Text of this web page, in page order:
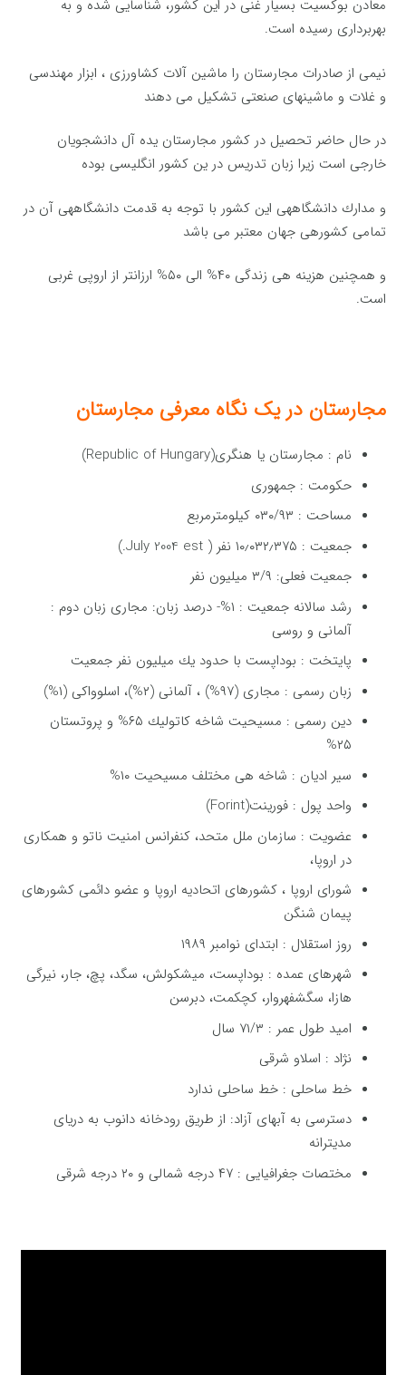
معادن بوكسیت بسیار غنی در این كشور، شناسایی شده و به
بهربرداری رسیده است.
نیمی از صادرات مجارستان را ماشین آلات كشاورزی ، ابزار مهندسی
و غلات و ماشینهای صنعتی تشكیل می دهند
در حال حاضر تحصیل در كشور مجارستان یده آل دانشجویان
خارجی است زیرا زبان تدریس در ین كشور انگلیسی بوده
و مدارك دانشگاههی این كشور با توجه به قدمت دانشگاههی آن در
تمامی كشورهی جهان معتبر می باشد
و همچنین هزینه هی زندگی ۴۰% الی ۵۰% ارزانتر از اروپی غربی
است.
مجارستان در یک نگاه معرفی مجارستان
نام : مجارستان یا هنگری(Republic of Hungary)
حكومت : جمهوری
مساحت : ۰۳۰/۹۳ كیلومترمربع
جمعیت : ۱۰٫۰۳۲٫۳۷۵ نفر ( July 2004 est.)
جمعیت فعلی: ۳/۹ میلیون نفر
رشد سالانه جمعیت : ۱%- درصد زبان: مجاری زبان دوم :
آلمانی و روسی
پایتخت : بوداپست با حدود یك میلیون نفر جمعیت
زبان رسمی : مجاری (۹۷%) ، آلمانی (۲%)، اسلوواکی (۱%)
دین رسمی : مسیحیت شاخه كاتولیك ۶۵% و پروتستان
۲۵%
سیر ادیان : شاخه هی مختلف مسیحیت ۱۰%
واحد پول : فورینت(Forint)
عضویت : سازمان ملل متحد، کنفرانس امنیت ناتو و همکاری
در اروپا،
شورای اروپا ، کشورهای اتحادیه اروپا و عضو دائمی کشورهای
پیمان شنگن
روز استقلال : ابتدای نوامبر ۱۹۸۹
شهرهای عمده : بوداپست، میشکولش، سگد، پچ، جار، نیرگی
هازا، سگشفهروار، کچکمت، دبرسن
امید طول عمر : ۷۱/۳ سال
نژاد : اسلاو شرقی
خط ساحلی : خط ساحلی ندارد
دسترسی به آبهای آزاد: از طریق رودخانه دانوب به دریای
مدیترانه
مختصات جغرافیایی : ۴۷ درجه شمالی و ۲۰ درجه شرقی